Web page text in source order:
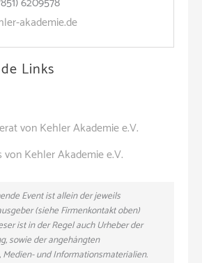
akademie.de
Links
von Kehler Akademie e.V.
von Kehler Akademie e.V.
Event ist allein der jeweils
(siehe Firmenkontakt oben)
ist in der Regel auch Urheber der
sowie der angehängten
Medien- und Informationsmaterialien.